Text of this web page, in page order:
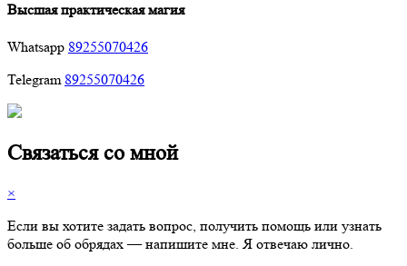
Высшая практическая магия
Whatsapp 89255070426
Telegram 89255070426
Связаться со мной
×
Если вы хотите задать вопрос, получить помощь или узнать
больше об обрядах — напишите мне. Я отвечаю лично.